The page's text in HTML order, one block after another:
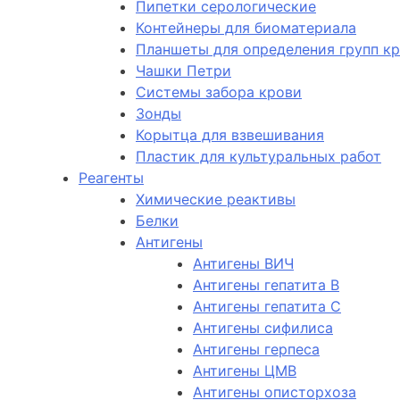
Пипетки серологические
Контейнеры для биоматериала
Планшеты для определения групп
Чашки Петри
Системы забора крови
Зонды
Корытца для взвешивания
Пластик для культуральных работ
Реагенты
Химические реактивы
Белки
Антигены
Антигены ВИЧ
Антигены гепатита B
Антигены гепатита C
Антигены сифилиса
Антигены герпеса
Антигены ЦМВ
Антигены описторхоза